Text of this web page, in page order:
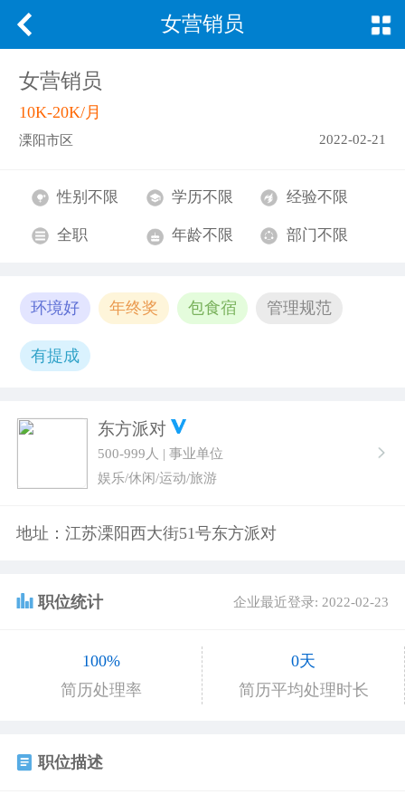
女营销员
女营销员
10K-20K/月
溧阳市区 2022-02-21
性别不限 学历不限 经验不限
全职 年龄不限 部门不限
环境好 年终奖 包食宿 管理规范
有提成
东方派对
500-999人 | 事业单位
娱乐/休闲/运动/旅游
地址：江苏溧阳西大街51号东方派对
职位统计 企业最近登录: 2022-02-23
100%
简历处理率
0天
简历平均处理时长
职位描述